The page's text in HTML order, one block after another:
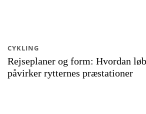
Rejseplaner og form: Hvordan
påvirker rytternes præstationer
CYKLING